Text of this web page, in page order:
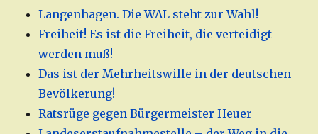
Langenhagen. Die WAL steht zur Wahl!
Freiheit! Es ist die Freiheit, die verteidigt
werden muß!
Das ist der Mehrheitswille in der deutschen
Bevölkerung!
Ratsrüge gegen Bürgermeister Heuer